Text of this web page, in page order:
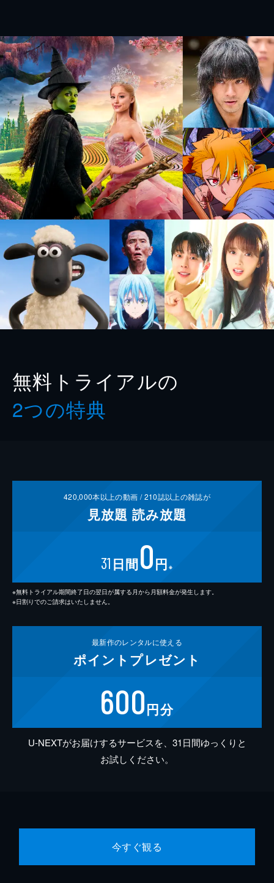
無料トライアルの
2つの特典
420,000本以上の動画 /210誌以上の雑誌が
見放題 読み放題
31 日間0円 ※
※無料トライアル期間終了日の翌日が属する月から月額料金が発生します。
※日割りでのご請求はいたしません。
最新作のレンタルに使える
ポイント プレゼント
600円分
U-NEXTがお届けするサービスを、31日間ゆっくりと
お試しください。
今すぐ観る